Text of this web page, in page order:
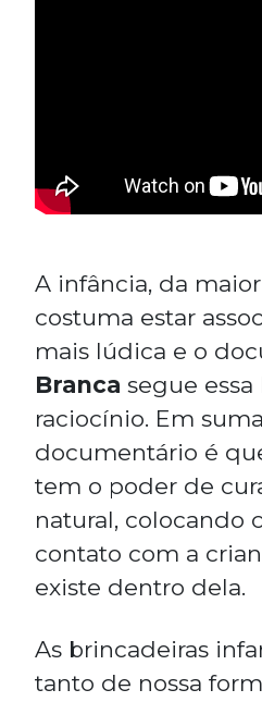
A infância, da
costuma estar
mais lúdica e o
Branca segue
raciocínio. Em
documentário é
tem o poder de
natural, colocando
contato com a
existe dentro dela.
As brincadeiras
tanto de nossa